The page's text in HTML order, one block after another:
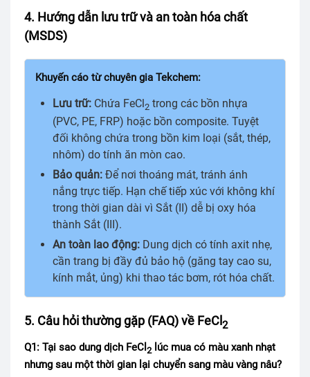
4. Hướng dẫn lưu trữ và an toàn hóa chất
(MSDS)
Khuyến cáo từ chuyên gia Tekchem:
Lưu trữ: Chứa FeCl2 trong các bồn nhựa
(PVC, PE, FRP) hoặc bồn composite. Tuyệt
đối không chứa trong bồn kim loại (sắt, thép,
nhôm) do tính ăn mòn cao.
Bảo quản: Để nơi thoáng mát, tránh ánh
nắng trực tiếp. Hạn chế tiếp xúc với không khí
trong thời gian dài vì Sắt (II) dễ bị oxy hóa
thành Sắt (III).
An toàn lao động: Dung dịch có tính axit nhẹ,
cần trang bị đầy đủ bảo hộ (găng tay cao su,
kính mắt, ủng) khi thao tác bơm, rót hóa chất.
5. Câu hỏi thường gặp (FAQ) về FeCl 2
Q1: Tại sao dung dịch FeCl 2 lúc mua có màu xanh nhạt
nhưng sau một thời gian lại chuyển sang màu vàng nâu?